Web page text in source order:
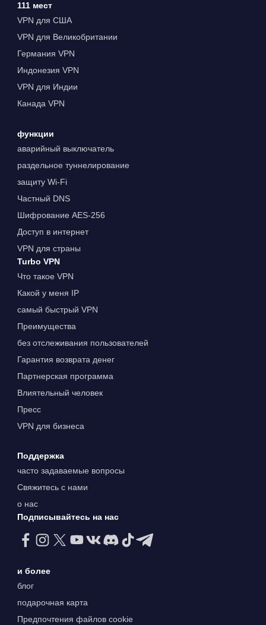
111 мест
VPN для США
VPN для Великобритании
Германия VPN
Индонезия VPN
VPN для Индии
Канада VPN
функции
аварийный выключатель
раздельное туннелирование
защиту Wi-Fi
Частный DNS
Шифрование AES-256
Доступ в интернет
VPN для страны
Turbo VPN
Что такое VPN
Какой у меня IP
самый быстрый VPN
Преимущества
без отслеживания пользователей
Гарантия возврата денег
Партнерская программа
Влиятельный человек
Пресс
VPN для бизнеса
Поддержка
часто задаваемые вопросы
Свяжитесь с нами
о нас
Подписывайтесь на нас
и более
блог
подарочная карта
Предпочтения файлов cookie